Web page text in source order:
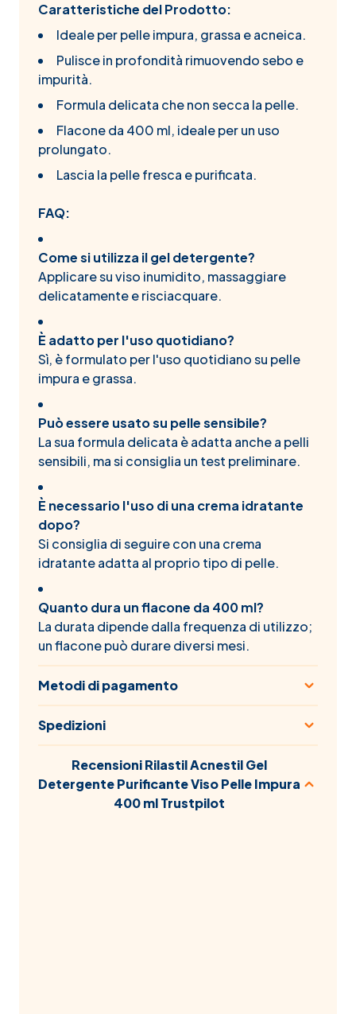
Caratteristiche del Prodotto:
Ideale per pelle impura, grassa e acneica.
Pulisce in profondità rimuovendo sebo e
impurità.
Formula delicata che non secca la pelle.
Flacone da 400 ml, ideale per un uso
prolungato.
Lascia la pelle fresca e purificata.
FAQ:
Come si utilizza il gel detergente?
Applicare su viso inumidito, massaggiare
delicatamente e risciacquare.
È adatto per l'uso quotidiano?
Sì, è formulato per l'uso quotidiano su pelle
impura e grassa.
Può essere usato su pelle sensibile?
La sua formula delicata è adatta anche a pelli
sensibili, ma si consiglia un test preliminare.
È necessario l'uso di una crema idratante
dopo?
Si consiglia di seguire con una crema
idratante adatta al proprio tipo di pelle.
Quanto dura un flacone da 400 ml?
La durata dipende dalla frequenza di utilizzo;
un flacone può durare diversi mesi.
Metodi di pagamento
Spedizioni
Recensioni Rilastil Acnestil Gel
Detergente Purificante Viso Pelle Impura
400 ml Trustpilot